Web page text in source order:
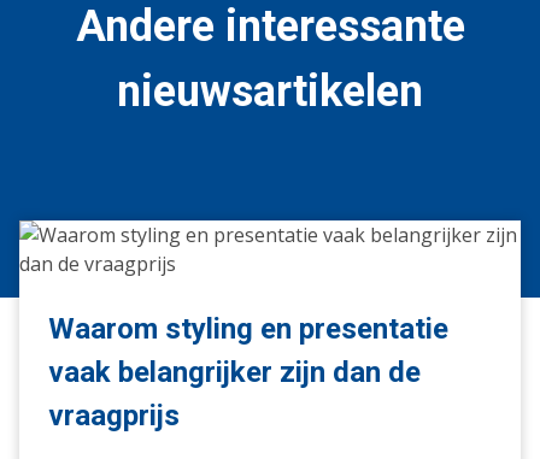
Andere interessante
nieuwsartikelen
Waarom
styling
en
presentatie
belangrijker
zijn
Waarom styling en presentatie
vaak belangrijker zijn dan de
vraagprijs